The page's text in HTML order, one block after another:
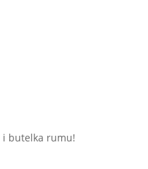
i butelka rumu!